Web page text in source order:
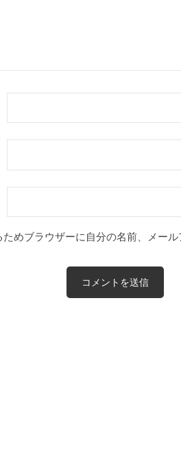
めブラウザーに自分の名前、メール